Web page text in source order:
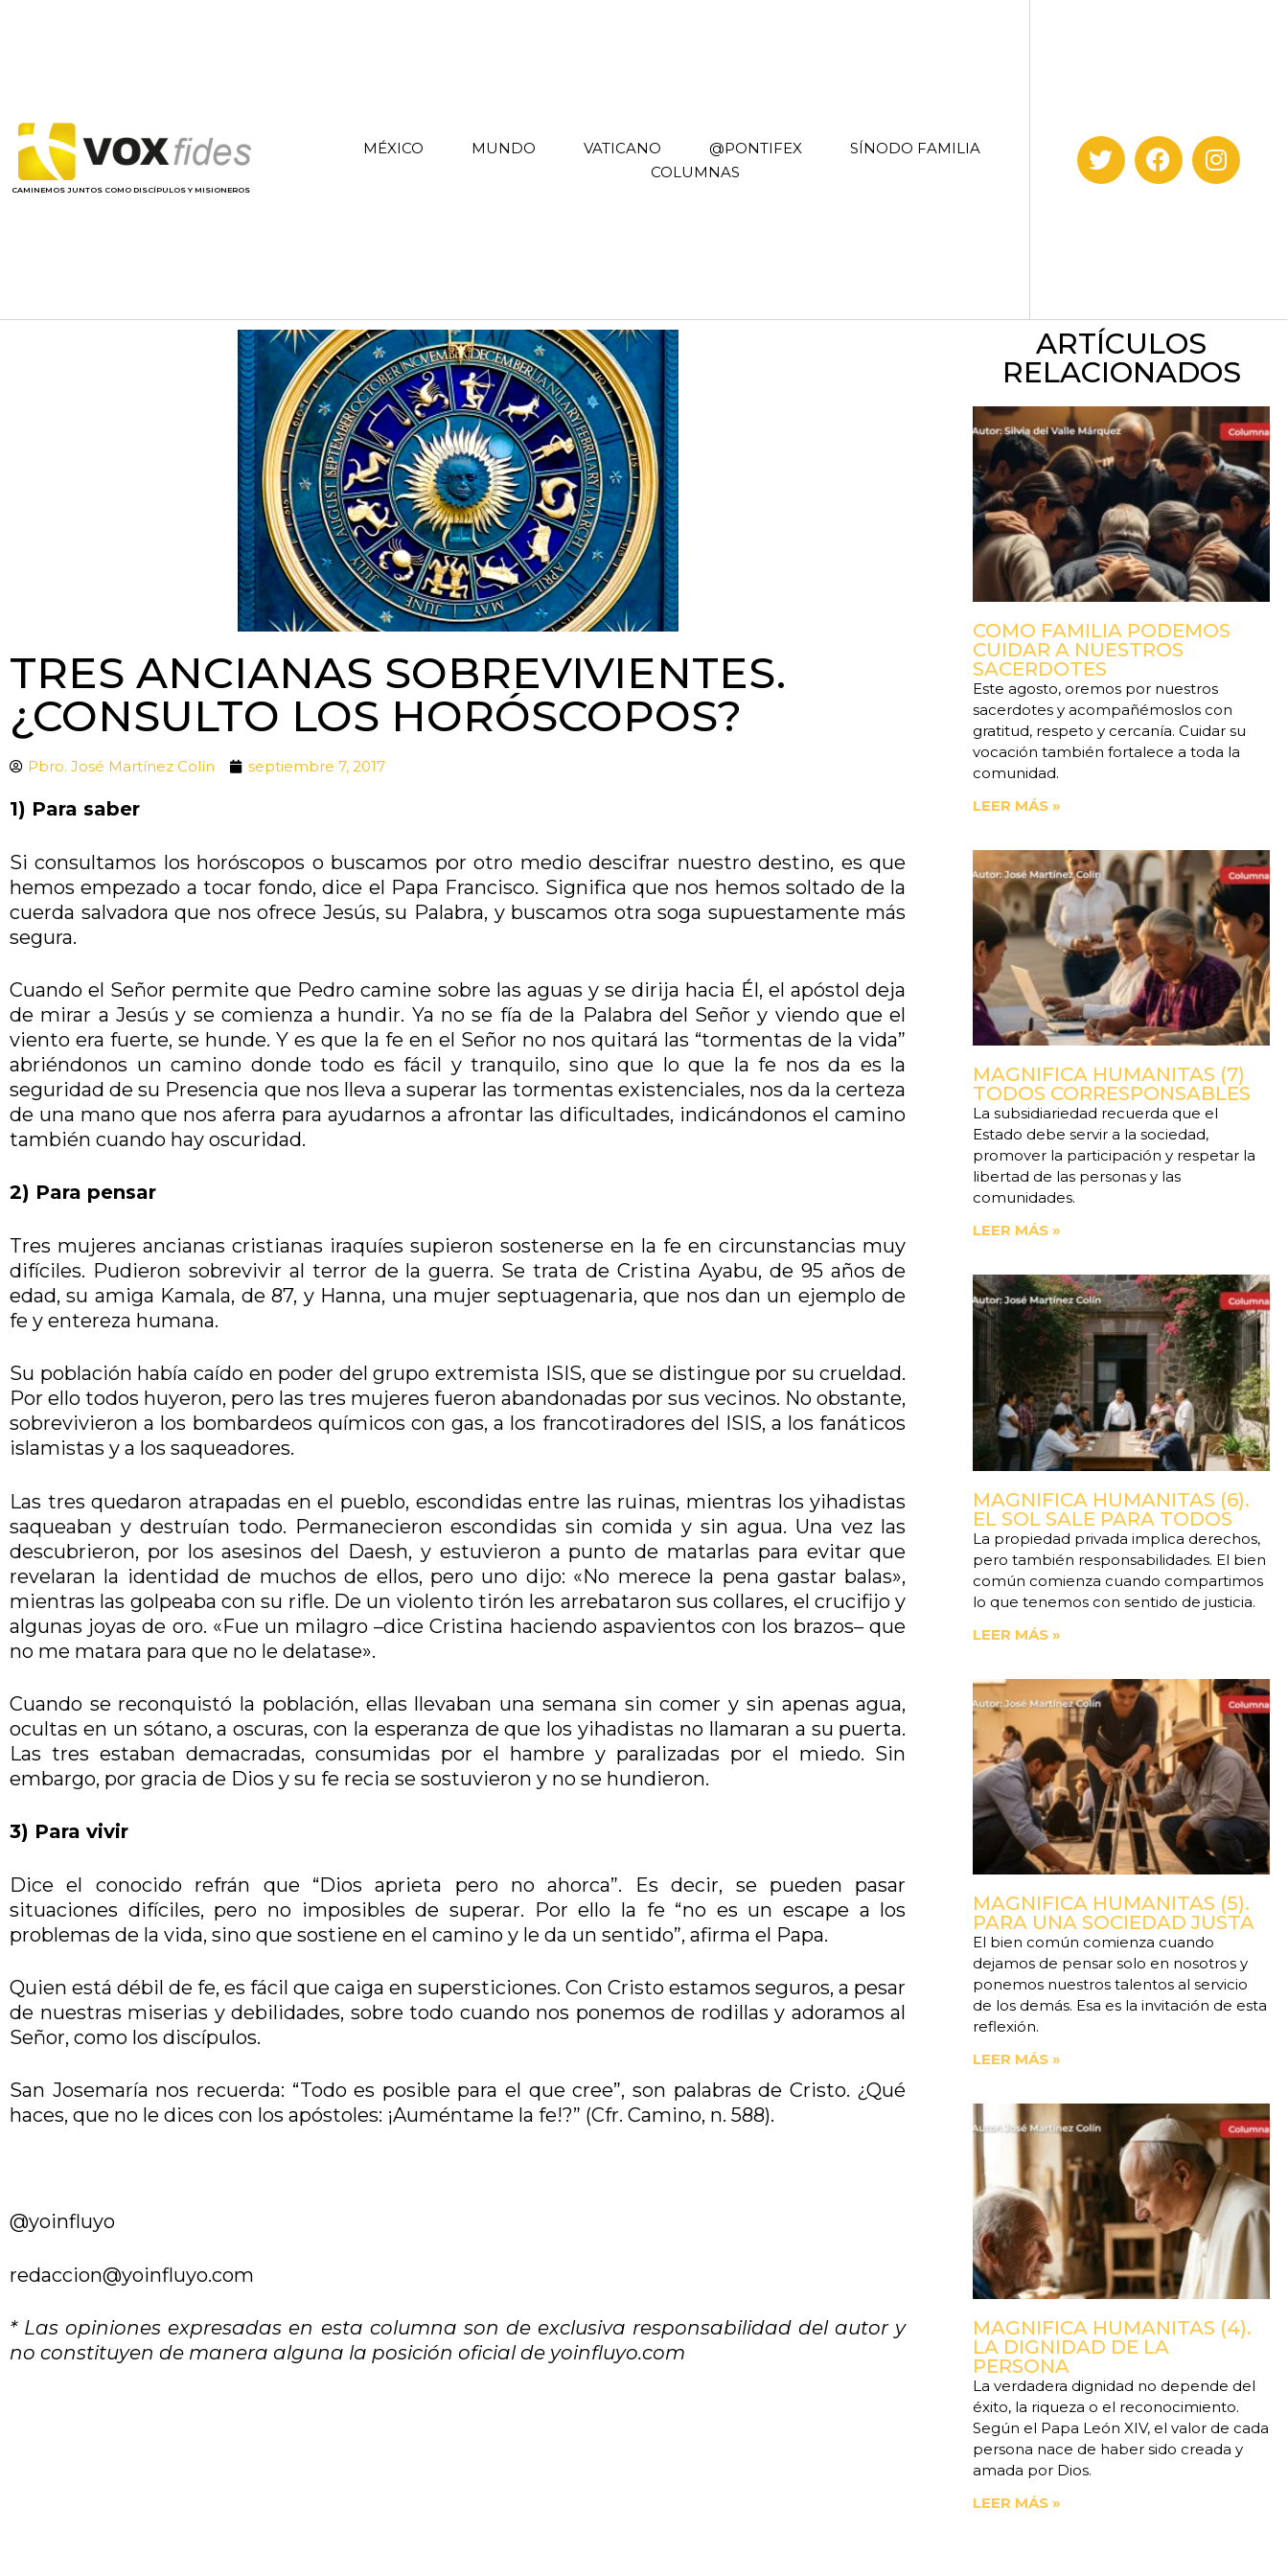
CAMINEMOS JUNTOS COMO DISCÍPULOS Y MISIONEROS
MÉXICO MUNDO VATICANO @PONTIFEX
SÍNODO FAMILIA
COLUMNAS
TRES ANCIANAS SOBREVIVIENTES.
¿CONSULTO LOS HORÓSCOPOS?
Pbro. José Martínez Colín septiembre 7, 2017
1) Para saber
Si consultamos los horóscopos o buscamos por otro medio descifrar nuestro destino, es que
hemos empezado a tocar fondo, dice el Papa Francisco. Significa que nos hemos soltado de la
cuerda salvadora que nos ofrece Jesús, su Palabra, y buscamos otra soga supuestamente más
segura.
Cuando el Señor permite que Pedro camine sobre las aguas y se dirija hacia Él, el apóstol deja
de mirar a Jesús y se comienza a hundir. Ya no se fía de la Palabra del Señor y viendo que el
viento era fuerte, se hunde. Y es que la fe en el Señor no nos quitará las “tormentas de la vida”
abriéndonos un camino donde todo es fácil y tranquilo, sino que lo que la fe nos da es la
seguridad de su Presencia que nos lleva a superar las tormentas existenciales, nos da la certeza
de una mano que nos aferra para ayudarnos a afrontar las dificultades, indicándonos el camino
también cuando hay oscuridad.
2) Para pensar
Tres mujeres ancianas cristianas iraquíes supieron sostenerse en la fe en circunstancias muy
difíciles. Pudieron sobrevivir al terror de la guerra. Se trata de Cristina Ayabu, de 95 años de
edad, su amiga Kamala, de 87, y Hanna, una mujer septuagenaria, que nos dan un ejemplo de
fe y entereza humana.
Su población había caído en poder del grupo extremista ISIS, que se distingue por su crueldad.
Por ello todos huyeron, pero las tres mujeres fueron abandonadas por sus vecinos. No obstante,
sobrevivieron a los bombardeos químicos con gas, a los francotiradores del ISIS, a los fanáticos
islamistas y a los saqueadores.
Las tres quedaron atrapadas en el pueblo, escondidas entre las ruinas, mientras los yihadistas
saqueaban y destruían todo. Permanecieron escondidas sin comida y sin agua. Una vez las
descubrieron, por los asesinos del Daesh, y estuvieron a punto de matarlas para evitar que
revelaran la identidad de muchos de ellos, pero uno dijo: «No merece la pena gastar balas»,
mientras las golpeaba con su rifle. De un violento tirón les arrebataron sus collares, el crucifijo y
algunas joyas de oro. «Fue un milagro –dice Cristina haciendo aspavientos con los brazos– que
no me matara para que no le delatase».
Cuando se reconquistó la población, ellas llevaban una semana sin comer y sin apenas agua,
ocultas en un sótano, a oscuras, con la esperanza de que los yihadistas no llamaran a su puerta.
Las tres estaban demacradas, consumidas por el hambre y paralizadas por el miedo. Sin
embargo, por gracia de Dios y su fe recia se sostuvieron y no se hundieron.
3) Para vivir
Dice el conocido refrán que “Dios aprieta pero no ahorca”. Es decir, se pueden pasar
situaciones difíciles, pero no imposibles de superar. Por ello la fe “no es un escape a los
problemas de la vida, sino que sostiene en el camino y le da un sentido”, afirma el Papa.
Quien está débil de fe, es fácil que caiga en supersticiones. Con Cristo estamos seguros, a pesar
de nuestras miserias y debilidades, sobre todo cuando nos ponemos de rodillas y adoramos al
Señor, como los discípulos.
San Josemaría nos recuerda: “Todo es posible para el que cree”, son palabras de Cristo. ¿Qué
haces, que no le dices con los apóstoles: ¡Auméntame la fe!?” (Cfr. Camino, n. 588).
@yoinfluyo
redaccion@yoinfluyo.com
* Las opiniones expresadas en esta columna son de exclusiva responsabilidad del autor y
no constituyen de manera alguna la posición oficial de yoinfluyo.com
ARTÍCULOS
RELACIONADOS
COMO FAMILIA PODEMOS
CUIDAR A NUESTROS
SACERDOTES
Este agosto, oremos por nuestros
sacerdotes y acompañémoslos con
gratitud, respeto y cercanía. Cuidar su
vocación también fortalece a toda la
comunidad.
LEER MÁS »
MAGNIFICA HUMANITAS (7)
TODOS CORRESPONSABLES
La subsidiariedad recuerda que el
Estado debe servir a la sociedad,
promover la participación y respetar la
libertad de las personas y las
comunidades.
LEER MÁS »
MAGNIFICA HUMANITAS (6).
EL SOL SALE PARA TODOS
La propiedad privada implica derechos,
pero también responsabilidades. El bien
común comienza cuando compartimos
lo que tenemos con sentido de justicia.
LEER MÁS »
MAGNIFICA HUMANITAS (5).
PARA UNA SOCIEDAD JUSTA
El bien común comienza cuando
dejamos de pensar solo en nosotros y
ponemos nuestros talentos al servicio
de los demás. Esa es la invitación de esta
reflexión.
LEER MÁS »
MAGNIFICA HUMANITAS (4).
LA DIGNIDAD DE LA
PERSONA
La verdadera dignidad no depende del
éxito, la riqueza o el reconocimiento.
Según el Papa León XIV, el valor de cada
persona nace de haber sido creada y
amada por Dios.
LEER MÁS »